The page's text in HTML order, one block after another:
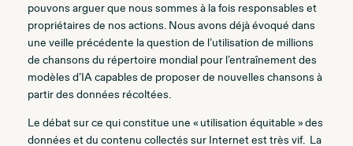
pouvons arguer que nous sommes à la fois responsables et
propriétaires de nos actions. Nous avons déjà évoqué dans
une veille précédente la question de l’utilisation de millions
de chansons du répertoire mondial pour l’entraînement des
modèles d’IA capables de proposer de nouvelles chansons à
partir des données récoltées.
Le débat sur ce qui constitue une « utilisation équitable » des
données et du contenu collectés sur Internet est très vif. La